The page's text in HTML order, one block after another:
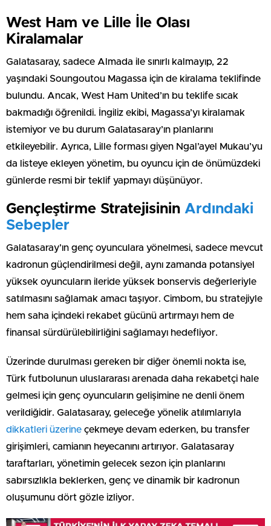
West Ham ve Lille İle Olası
Kiralamalar
Galatasaray, sadece Almada ile sınırlı kalmayıp, 22
yaşındaki Soungoutou Magassa için de kiralama teklifinde
bulundu. Ancak, West Ham United’ın bu teklife sıcak
bakmadığı öğrenildi. İngiliz ekibi, Magassa’yı kiralamak
istemiyor ve bu durum Galatasaray’ın planlarını
etkileyebilir. Ayrıca, Lille forması giyen Ngal’ayel Mukau’yu
da listeye ekleyen yönetim, bu oyuncu için de önümüzdeki
günlerde resmi bir teklif yapmayı düşünüyor.
Gençleştirme Stratejisinin Ardındaki
Sebepler
Galatasaray’ın genç oyunculara yönelmesi, sadece mevcut
kadronun güçlendirilmesi değil, aynı zamanda potansiyel
yüksek oyuncuların ileride yüksek bonservis değerleriyle
satılmasını sağlamak amacı taşıyor. Cimbom, bu stratejiyle
hem saha içindeki rekabet gücünü artırmayı hem de
finansal sürdürülebilirliğini sağlamayı hedefliyor.
Üzerinde durulması gereken bir diğer önemli nokta ise,
Türk futbolunun uluslararası arenada daha rekabetçi hale
gelmesi için genç oyuncuların gelişimine ne denli önem
verildiğidir. Galatasaray, geleceğe yönelik atılımlarıyla
dikkatleri üzerine çekmeye devam ederken, bu transfer
girişimleri, camianın heyecanını artırıyor. Galatasaray
taraftarları, yönetimin gelecek sezon için planlarını
sabırsızlıkla beklerken, genç ve dinamik bir kadronun
oluşumunu dört gözle izliyor.